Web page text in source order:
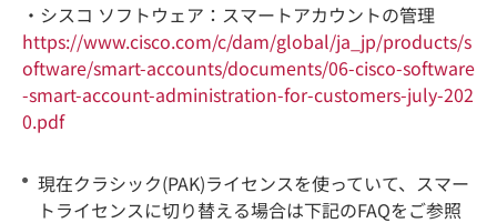
・シスコ ソフトウェア：スマートアカウントの管理
https://www.cisco.com/c/dam/global/ja_jp/products/s
oftware/smart-accounts/documents/06-cisco-software
-smart-account-administration-for-customers-july-202
0.pdf
現在クラシック(PAK)ライセンスを使っていて、スマー
トライセンスに切り替える場合は下記のFAQをご参照